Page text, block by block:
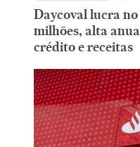
Daycoval lucra
milhões, alta
crédito e receitas